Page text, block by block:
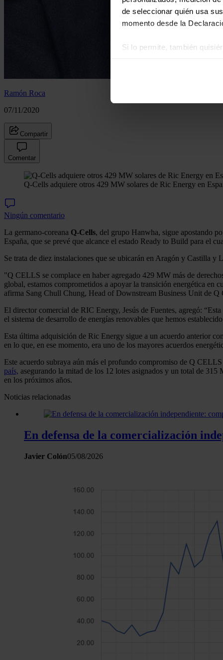
de seleccionar quién usa
momento desde la
Si lo permite, también
Ramón Roca
07/11/2020
Compartir
Comentar
Q-Cells adquiere otros 429 MW solares de Ric Energy en
Ningún comentario
La germano-coreana Q-Cells, del grupo Hanwha, sigue apostando
España, que se prevé que alcance el estado Ready to Build para el
Se trata de diez instalaciones que se ubicarán en Aragón y Castilla y
"Q CELLS se complace en haber agregado 429 MW más de
global, estamos comprometidos a apoyar la transición energética
afirma Sang Chull Chung, Head of Downstream Business Unit de
El director comercial de RIC Energy, Jesús de Fuentes, agregó:
el sistema de desarrollo de energías renovables que hemos
Esta última adquisición de Ric Energy sigue a un acuerdo anterior
en lo que, en ese momento, era uno de los mayores acuerdos
Este acuerdo subraya aún más el profundo compromiso de Q
país, asegurando la mitad de los 12 lotes asignados y un total de
en los próximos años.
Noticias relacionadas
En defensa de la comercialización
Javier Colón05/08/2026